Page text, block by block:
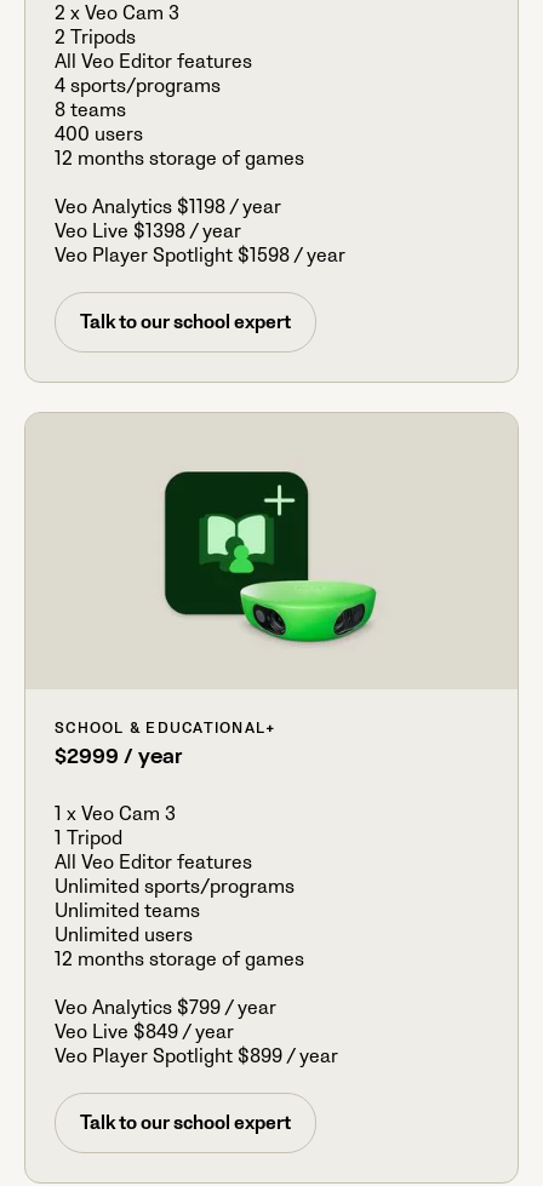
2 x Veo Cam 3
2 Tripods
All Veo Editor features
4 sports/programs
8 teams
400 users
12 months storage of games
Veo Analytics $1198 / year
Veo Live $1398 / year
Veo Player Spotlight $1598 / year
Talk to our school expert
SCHOOL & EDUCATIONAL+
$2999 / year
1 x Veo Cam 3
1 Tripod
All Veo Editor features
Unlimited sports/programs
Unlimited teams
Unlimited users
12 months storage of games
Veo Analytics $799 / year
Veo Live $849 / year
Veo Player Spotlight $899 / year
Talk to our school expert